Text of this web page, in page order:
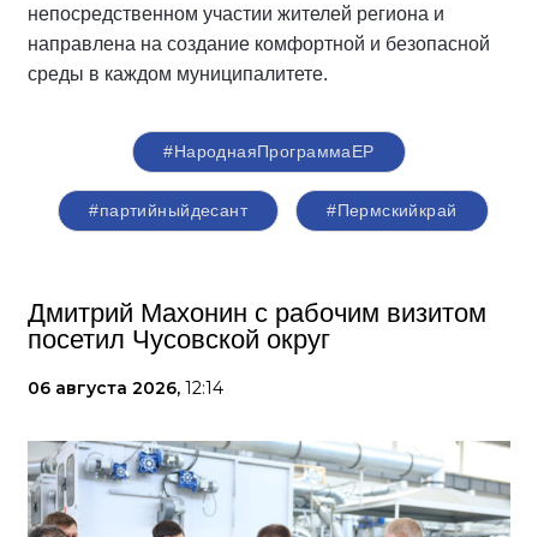
непосредственном участии жителей региона и
направлена на создание комфортной и безопасной
среды в каждом муниципалитете.
#НароднаяПрограммаЕР
#партийныйдесант #Пермскийкрай
Дмитрий Махонин с рабочим визитом
посетил Чусовской округ
06 августа 2026, 12:14